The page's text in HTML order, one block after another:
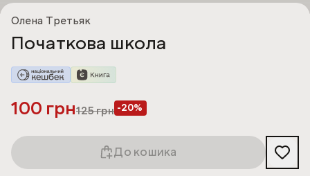
Олена Третьяк
Початкова школа
100 грн125грн -20%
До кошика